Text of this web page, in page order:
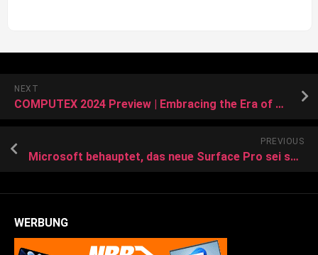
NEXT
COMPUTEX 2024 Preview | Embracing the Era of High-Capacity SSDs
PREVIOUS
Microsoft behauptet, das neue Surface Pro sei schneller als das 15 Zoll MacBook Air M3
WERBUNG